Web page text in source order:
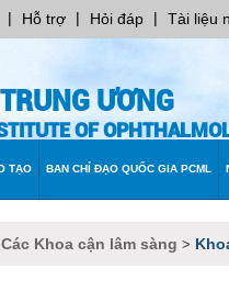
| Hỗ trợ | Hỏi đáp | Tài liệu
ƯƠNG
OF
TẠO BAN CHỈ ĐẠO QUỐC GIA PCML
Các Khoa cận lâm sàng >